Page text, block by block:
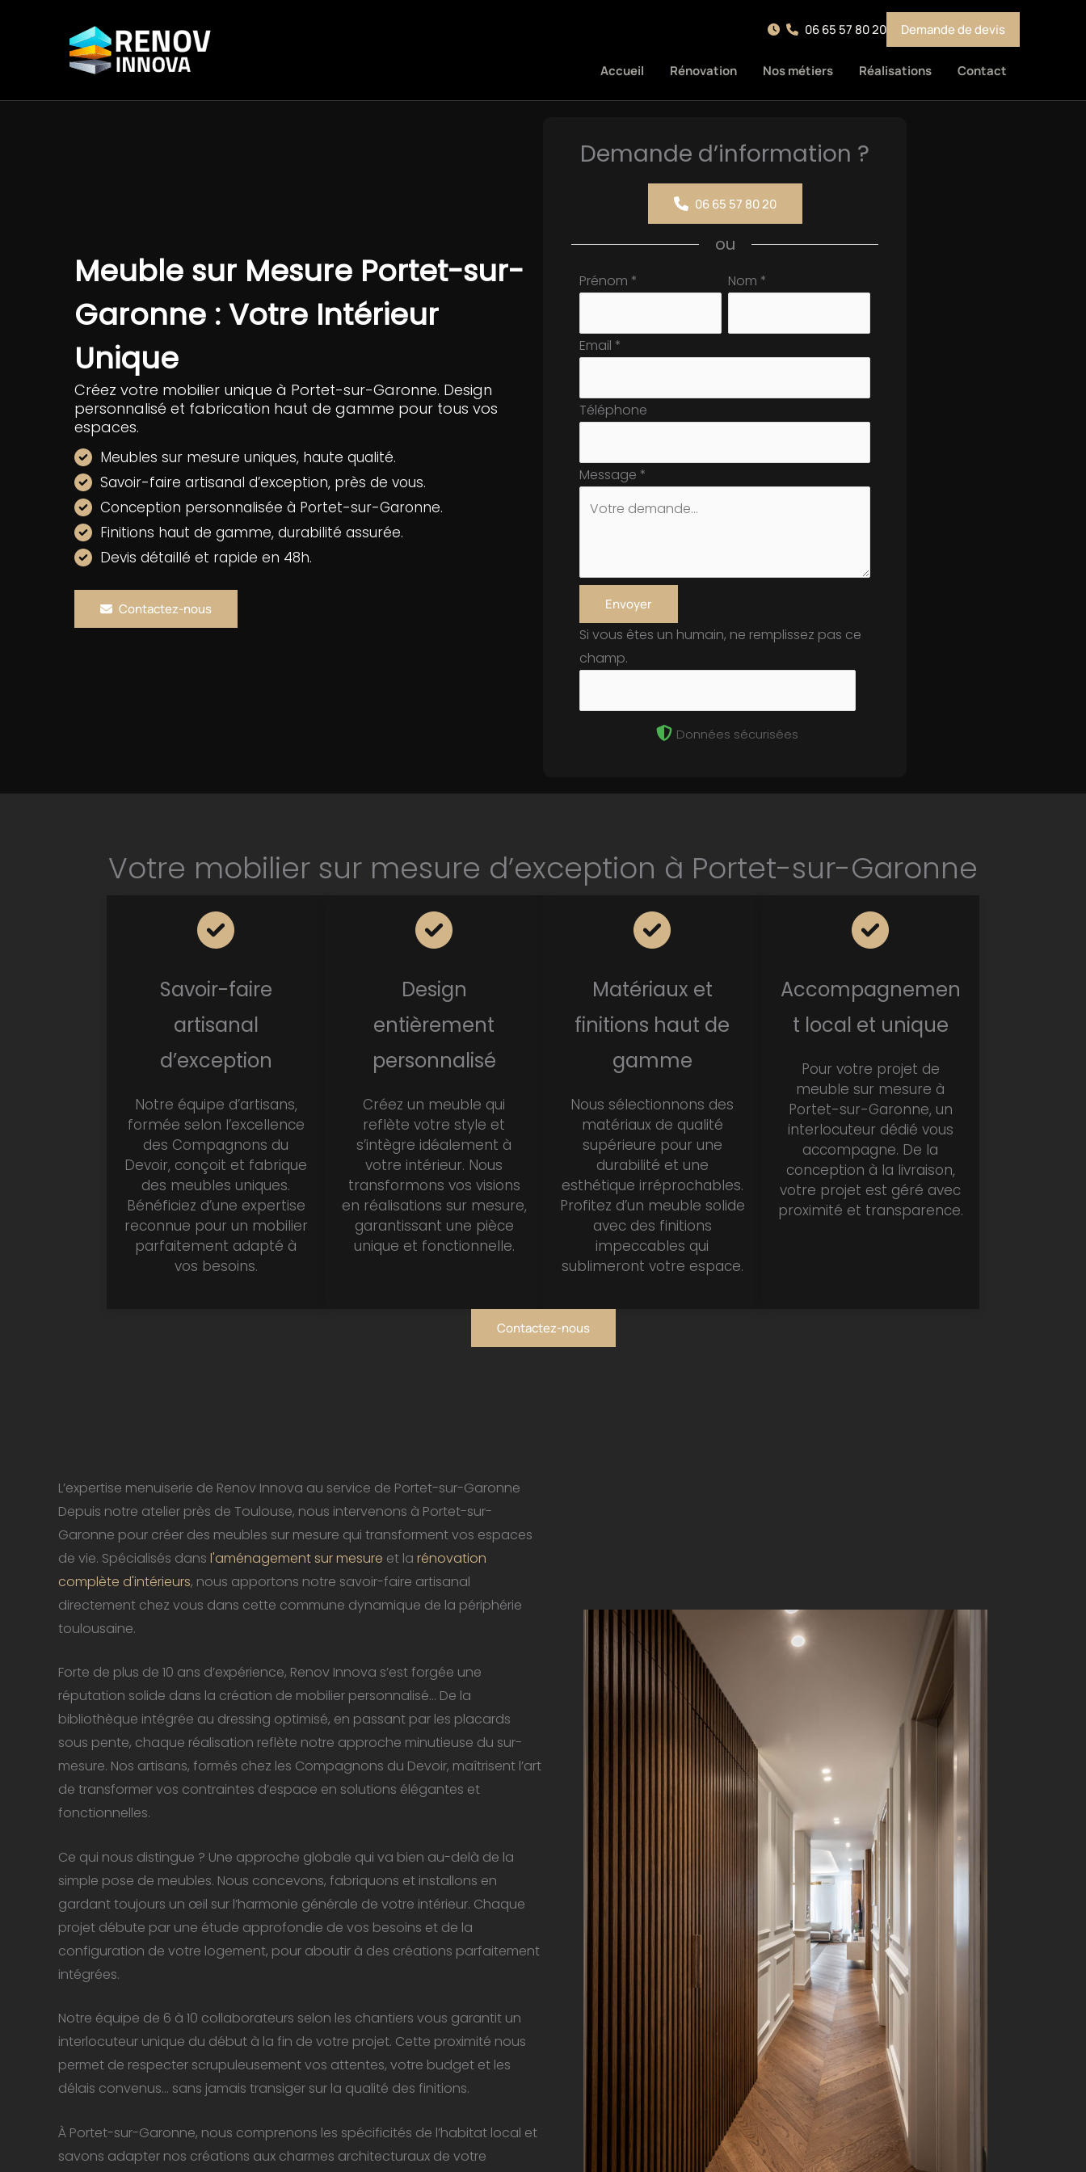
Accueil Rénovation Nos métiers Réalisations Contact
06 65 57 80 20 Demande de devis
Meuble sur Mesure Portet-sur-
Garonne : Votre Intérieur
Unique
Créez votre mobilier unique à Portet-sur-Garonne. Design
personnalisé et fabrication haut de gamme pour tous vos
espaces.
Meubles sur mesure uniques, haute qualité.
Savoir-faire artisanal d’exception, près de vous.
Conception personnalisée à Portet-sur-Garonne.
Finitions haut de gamme, durabilité assurée.
Devis détaillé et rapide en 48h.
Contactez-nous
Demande d’information ?
06 65 57 80 20
ou
Formulaire
téléphone
Prénom * Nom *
Email *
Téléphone
Message *
Envoyer
Si vous êtes un humain, ne remplissez pas ce
champ.
Données sécurisées
Votre mobilier sur mesure d’exception à Portet-sur-Garonne
Savoir-faire
artisanal
d’exception
Notre équipe d’artisans,
formée selon l’excellence
des Compagnons du
Devoir, conçoit et fabrique
des meubles uniques.
Bénéficiez d’une expertise
reconnue pour un mobilier
parfaitement adapté à
vos besoins.
Design
entièrement
personnalisé
Créez un meuble qui
reflète votre style et
s’intègre idéalement à
votre intérieur. Nous
transformons vos visions
en réalisations sur mesure,
garantissant une pièce
unique et fonctionnelle.
Matériaux et
finitions haut de
gamme
Nous sélectionnons des
matériaux de qualité
supérieure pour une
durabilité et une
esthétique irréprochables.
Profitez d’un meuble solide
avec des finitions
impeccables qui
sublimeront votre espace.
Accompagnemen
t local et unique
Pour votre projet de
meuble sur mesure à
Portet-sur-Garonne, un
interlocuteur dédié vous
accompagne. De la
conception à la livraison,
votre projet est géré avec
proximité et transparence.
Contactez-nous
L’expertise menuiserie de Renov Innova au service de Portet-sur-Garonne
Depuis notre atelier près de Toulouse, nous intervenons à Portet-sur-
Garonne pour créer des meubles sur mesure qui transforment vos espaces
de vie. Spécialisés dans l'aménagement sur mesure et la rénovation
complète d'intérieurs, nous apportons notre savoir-faire artisanal
directement chez vous dans cette commune dynamique de la périphérie
toulousaine.
Forte de plus de 10 ans d’expérience, Renov Innova s’est forgée une
réputation solide dans la création de mobilier personnalisé… De la
bibliothèque intégrée au dressing optimisé, en passant par les placards
sous pente, chaque réalisation reflète notre approche minutieuse du sur-
mesure. Nos artisans, formés chez les Compagnons du Devoir, maîtrisent l’art
de transformer vos contraintes d’espace en solutions élégantes et
fonctionnelles.
Ce qui nous distingue ? Une approche globale qui va bien au-delà de la
simple pose de meubles. Nous concevons, fabriquons et installons en
gardant toujours un œil sur l’harmonie générale de votre intérieur. Chaque
projet débute par une étude approfondie de vos besoins et de la
configuration de votre logement, pour aboutir à des créations parfaitement
intégrées.
Notre équipe de 6 à 10 collaborateurs selon les chantiers vous garantit un
interlocuteur unique du début à la fin de votre projet. Cette proximité nous
permet de respecter scrupuleusement vos attentes, votre budget et les
délais convenus… sans jamais transiger sur la qualité des finitions.
À Portet-sur-Garonne, nous comprenons les spécificités de l’habitat local et
savons adapter nos créations aux charmes architecturaux de votre